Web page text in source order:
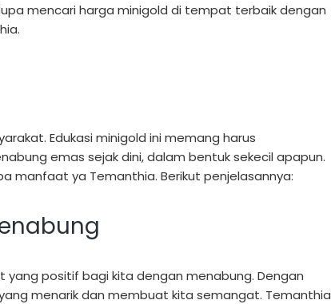
mencari harga minigold di tempat terbaik dengan
Edukasi minigold ini memang harus
emas sejak dini, dalam bentuk sekecil apapun.
manfaat ya Temanthia. Berikut penjelasannya:
positif bagi kita dengan menabung. Dengan
menarik dan membuat kita semangat. Temanthia